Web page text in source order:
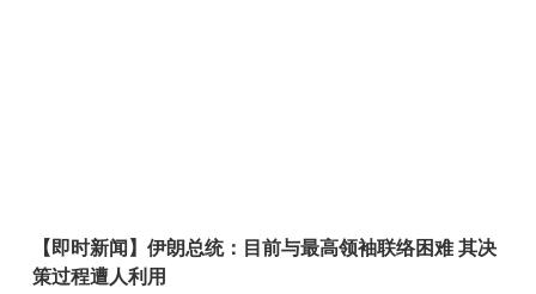
【即时新闻】伊朗总统：目前与最高领袖联络困难 其决
策过程遭人利用